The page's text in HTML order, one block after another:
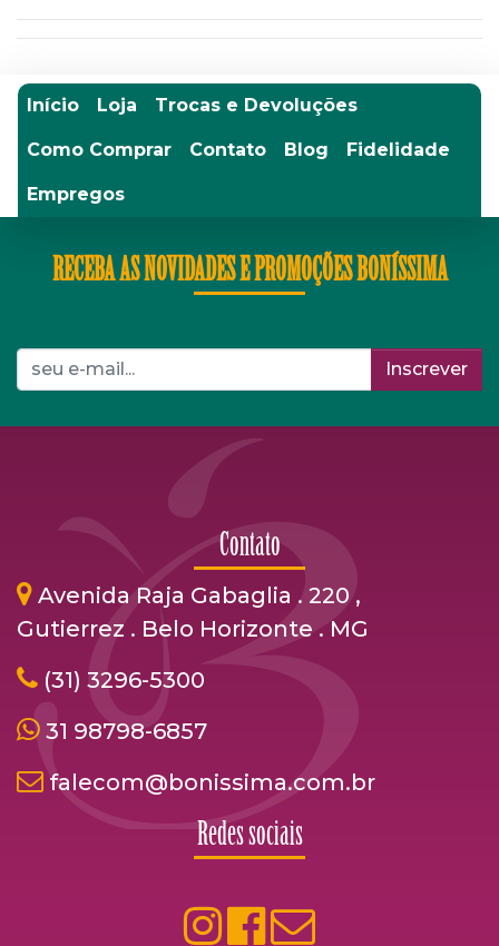
Início Loja Trocas e Devoluções
Como Comprar Contato Blog Fidelidade
Empregos
RECEBA AS NOVIDADES E PROMOÇÕES BONÍSSIMA
Inscrever
Contato
Avenida Raja Gabaglia . 220 ,
Gutierrez . Belo Horizonte . MG
(31) 3296-5300
31 98798-6857
falecom@bonissima.com.br
Redes sociais